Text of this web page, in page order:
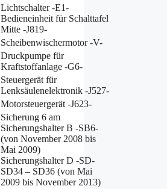
Lichtschalter -E1-
Bedieneinheit für Schalttafel
Mitte -J819-
Scheibenwischermotor -V-
Druckpumpe für
Kraftstoffanlage -G6-
Steuergerät für
Lenksäulenelektronik -J527-
Motorsteuergerät -J623-
Sicherung 6 am
Sicherungshalter B -SB6-
(von November 2008 bis
Mai 2009)
Sicherungshalter D -SD-
SD34 – SD36 (von Mai
2009 bis November 2013)